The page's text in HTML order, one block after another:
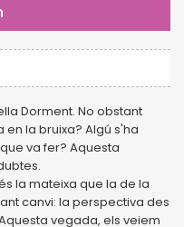
Dorment. No obstant
la bruixa? Algú s'ha
va fer? Aquesta
la mateixa que la de la
canvi: la perspectiva des
vegada, els veiem